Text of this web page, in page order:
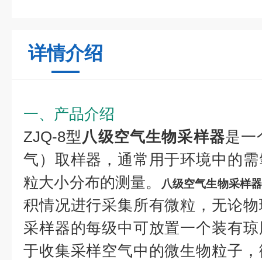
详情介绍
一、产品介绍
ZJQ-8型八级空气生物采样器是一
气）取样器，通常用于环境中的
粒大小分布的测量。
八级空气生物采样器
积情况进行采集所有微粒，无论
采样器的每级中可放置一个装有
于收集采样空气中的微生物粒子